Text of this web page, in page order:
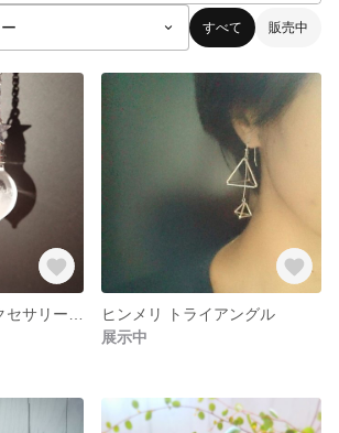
すべて 販売中
ヒンメリ トライアングル
展示中